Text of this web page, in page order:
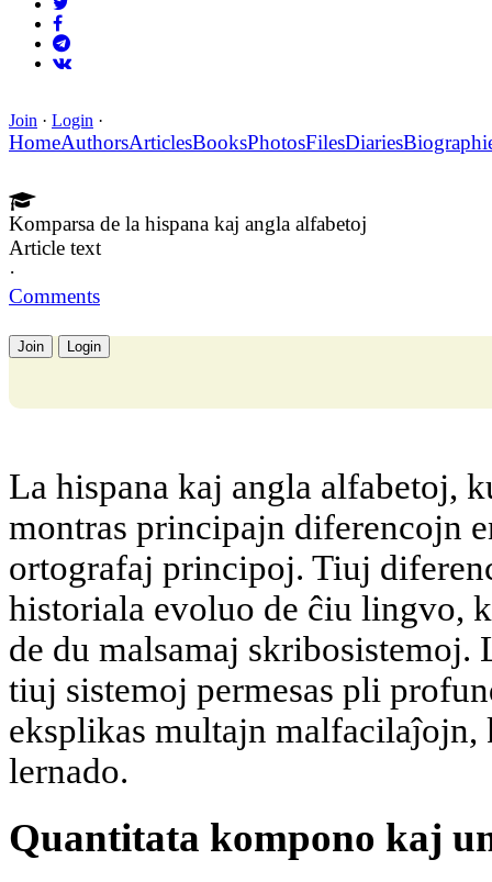
Join · Login ·
HomeAuthorsArticlesBooksPhotosFilesDiaries
Komparsa de la hispana kaj angla alfabetoj
Article text
·
Comments
Join Login
La hispana kaj angla alfabetoj,
montras principajn diferencojn
ortografaj principoj. Tiuj
historiala evoluo de ĉiu lingvo,
de du malsamaj skribosistemoj.
tiuj sistemoj permesas pli
eksplikas multajn malfacilaĵojn,
lernado.
Quantitata kompono kaj